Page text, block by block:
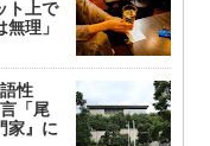
ト上で
理」
性
「尾
家』に